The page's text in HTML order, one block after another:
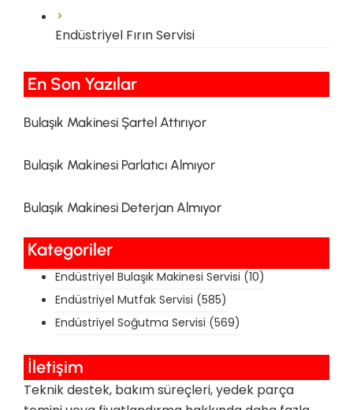
Endüstriyel Fırın Servisi
En Son Yazılar​
Bulaşık Makinesi Şartel Attırıyor
Bulaşık Makinesi Parlatıcı Almıyor
Bulaşık Makinesi Deterjan Almıyor
Kategoriler
Endüstriyel Bulaşık Makinesi Servisi (10)
Endüstriyel Mutfak Servisi (585)
Endüstriyel Soğutma Servisi (569)
İletişim
Teknik destek, bakım süreçleri, yedek parça